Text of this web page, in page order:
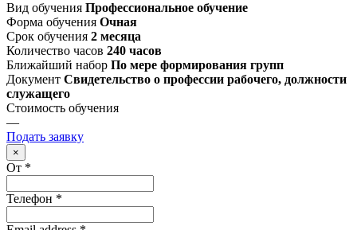
Вид обучения Профессиональное обучение
Форма обучения Очная
Срок обучения 2 месяца
Количество часов 240 часов
Ближайший набор По мере формирования групп
Документ Свидетельство о профессии рабочего, должности
служащего
Стоимость обучения
—
Подать заявку
×
От *
Телефон *